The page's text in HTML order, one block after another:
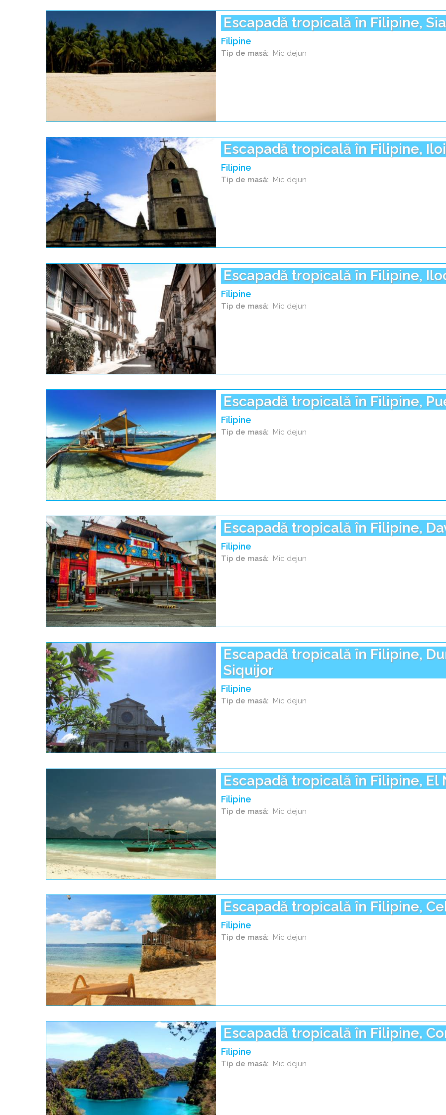
Escapadă tropicală în Filipine,
Filipine
Tip de masă Mic dejun
Escapadă tropicală în Filipine,
Filipine
Tip de masă Mic dejun
Escapadă tropicală în Filipine,
Filipine
Tip de masă Mic dejun
Escapadă tropicală în Filipine,
Filipine
Tip de masă Mic dejun
Escapadă tropicală în Filipine,
Filipine
Tip de masă Mic dejun
Escapadă tropicală în Filipine,
Siquijor
Filipine
Tip de masă Mic dejun
Escapadă tropicală în Filipine, El
Filipine
Tip de masă Mic dejun
Escapadă tropicală în Filipine,
Filipine
Tip de masă Mic dejun
Escapadă tropicală în Filipine,
Filipine
Tip de masă Mic dejun